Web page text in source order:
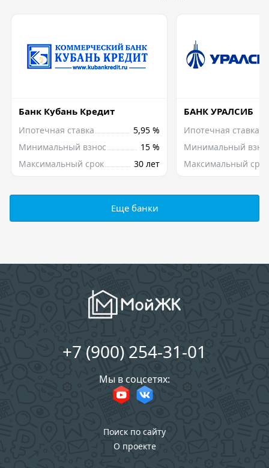
Банк Кубань Кредит
Ипотечная ставка
5,95 %
Минимальный взнос
15 %
Максимальный срок
30 лет
БАНК УРАЛСИБ
Ипотечная ставка
Минимальный
Максимальный срок
Еще банки
+7 (900) 254-31-01
Мы в соцсетях:
Поиск по сайту
О проекте